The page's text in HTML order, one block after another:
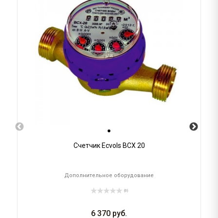
Счетчик Ecvols ВСХ 20
Дополнительное оборудование
(0)
6 370 руб.